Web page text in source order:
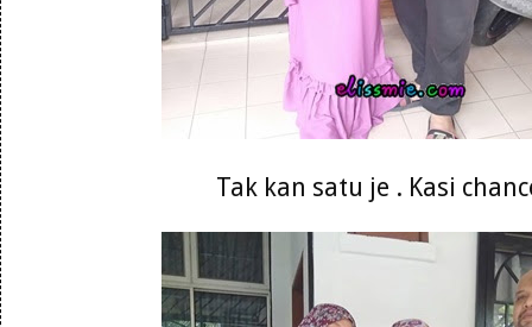
Tak kan satu je . Kasi